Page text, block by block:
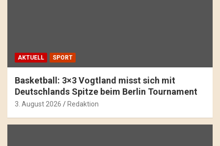
AKTUELL SPORT
Basketball: 3×3 Vogtland misst sich mit
Deutschlands Spitze beim Berlin Tournament
3. August 2026 Redaktion